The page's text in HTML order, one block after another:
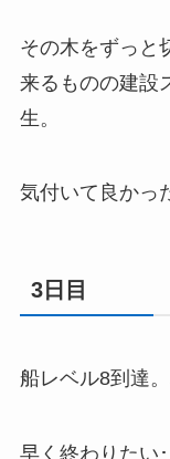
その木をずっと
来るものの建設
生。
気付いて良かっ
3日目
船レベル8到達
早く終わりたい